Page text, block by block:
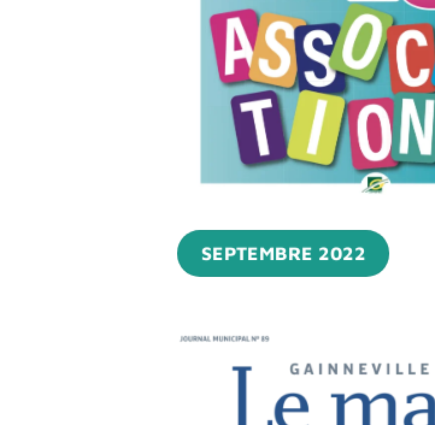
SEPTEMBRE 2022